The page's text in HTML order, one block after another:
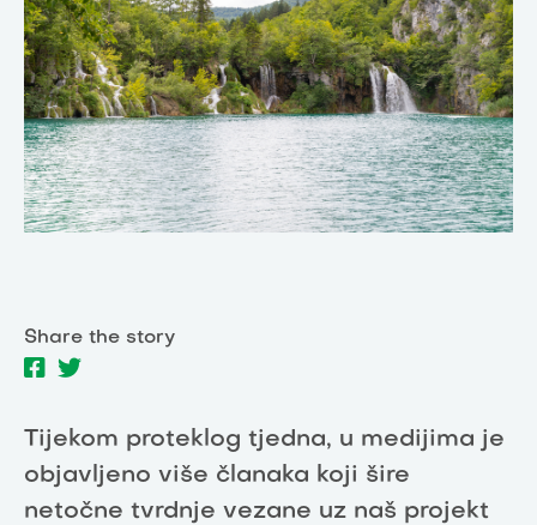
Share the story
Tijekom proteklog tjedna, u medijima je
objavljeno više članaka koji šire
netočne tvrdnje vezane uz naš projekt